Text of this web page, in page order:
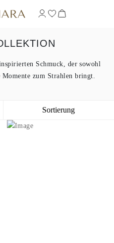
Schmuck, der sowohl
Momente zum Strahlen bringt.
Sortierung